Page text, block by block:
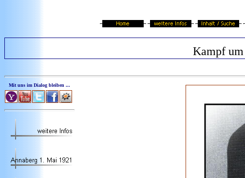
Kampf
Mit uns im Dialog bleiben ...